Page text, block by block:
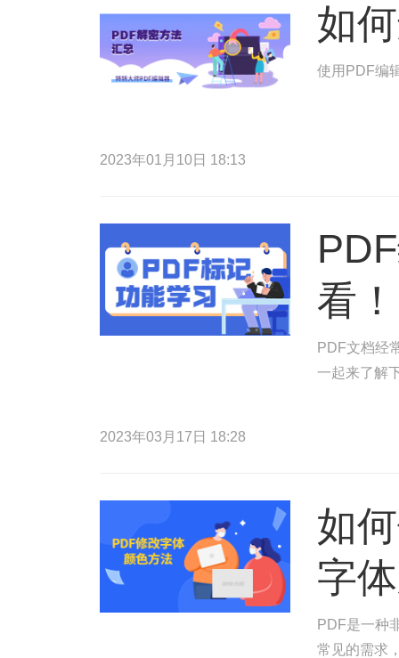
如
使用PDF编
2023年01月10日 18:13
看！
PDF文档经
一起来了解
2023年03月17日 18:28
如
字
PDF是一种
常见的需求